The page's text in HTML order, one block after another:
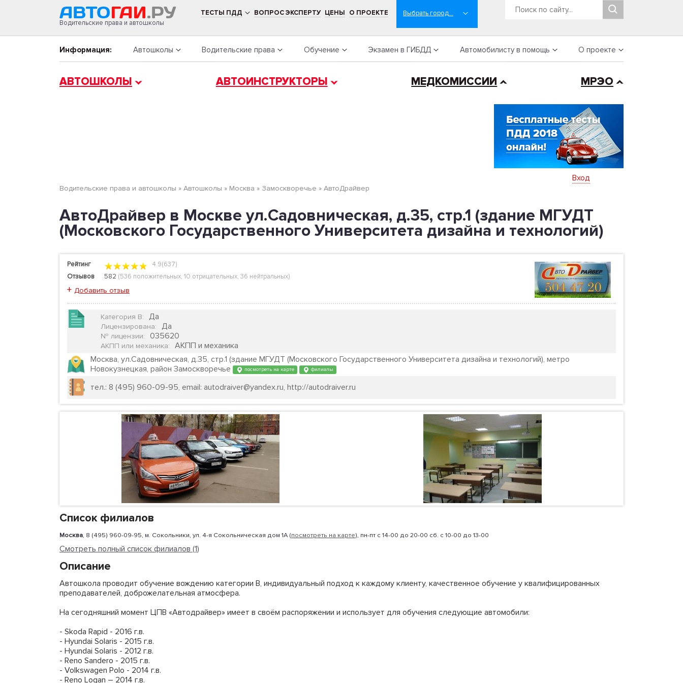
Водительские права и автошколы
ТЕСТЫ ПДД ВОПРОС ЭКСПЕРТУ ЦЕНЫ О ПРОЕКТЕ
Информация: Автошколы Водительские права Обучение Экзамен в ГИБДД Автомобилисту в помощь О проекте
АВТОШКОЛЫ АВТОИНСТРУКТОРЫ МЕДКОМИССИИ МРЭО
Водительские права и автошколы » Автошколы » Москва » Замоскворечье » АвтоДрайвер
Вход
АвтоДрайвер в Москве ул.Садовническая, д.35, стр.1 (здание МГУДТ
(Московского Государственного Университета дизайна и технологий)
Рейтинг
4.9(637)
Отзывов
582 (536 положительных, 10 отрицательных, 36 нейтральных)
+ Добавить отзыв
Категория B: Да
Лицензирована: Да
№ лицензии: 035620
АКПП или механика:
АКПП и механика
Москва, ул.Садовническая, д.35, стр.1 (здание МГУДТ (Московского Государственного Университета дизайна и технологий), метро
Новокузнецкая, район Замоскворечье
посмотреть на карте филиалы
тел.: 8 (495) 960-09-95, email: autodraiver@yandex.ru, http://autodraiver.ru
Список филиалов
Москва, 8 (495) 960-09-95, м. Сокольники, ул. 4-я Сокольническая дом 1А (посмотреть на карте), пн-пт с 14-00 до 20-00 сб. с 10-00 до 13-00
Смотреть полный список филиалов (1)
Описание
Автошкола проводит обучение вождению категории В, индивидуальный подход к каждому клиенту, качественное обучение у квалифицированных
преподавателей, доброжелательная атмосфера.
На сегодняшний момент ЦПВ «Автодрайвер» имеет в своём распоряжении и использует для обучения следующие автомобили:
- Skoda Rapid - 2016 г.в.
- Hyundai Solaris - 2015 г.в.
- Hyundai Solaris - 2012 г.в.
- Reno Sandero - 2015 г.в.
- Volkswagen Polo - 2014 г.в.
- Reno Logan – 2014 г.в.